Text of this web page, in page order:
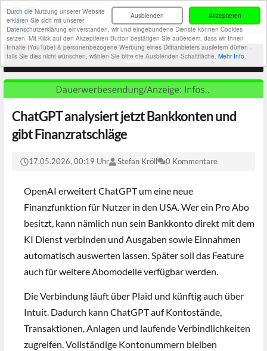
Akzeptieren
Ausblenden
Durch die Nutzung unserer Website
erklären Sie sich mit unserer
Datenschutzerklärung einverstanden, wir und eingebundene Dienste können Cookies
setzen. Mit Klick auf den Akzeptieren-Button bestätigen Sie außerdem, dass wir Ihnen
Inhalte (YouTube) & personenbezogene Werbung eines Drittanbieters ausliefern dürfen -
falls Sie dies nicht wünschen, wählen Sie bitte die Ausblenden-Schaltfläche. Mehr Info.
ChatGPT analysiert jetzt Bankkonten und
gibt Finanzratschläge
17.05.2026, 00:19 Uhr Stefan Kröll 0 Kommentare
OpenAI erweitert ChatGPT um eine neue
Finanzfunktion für Nutzer in den USA. Wer ein Pro Abo
besitzt, kann nämlich nun sein Bankkonto direkt mit dem
KI Dienst verbinden und Ausgaben sowie Einnahmen
automatisch auswerten lassen. Später soll das Feature
auch für weitere Abomodelle verfügbar werden.
Die Verbindung läuft über Plaid und künftig auch über
Intuit. Dadurch kann ChatGPT auf Kontostände,
Transaktionen, Anlagen und laufende Verbindlichkeiten
zugreifen. Vollständige Kontonummern bleiben